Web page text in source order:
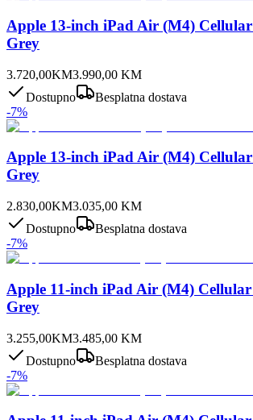
Apple 13-inch iPad Air (M4) Cellular
Grey
3.720,00KM3.990,00 KM
Dostupno
Besplatna dostava
-7%
Apple 13-inch iPad Air (M4) Cellular
Grey
2.830,00KM3.035,00 KM
Dostupno
Besplatna dostava
-7%
Apple 11-inch iPad Air (M4) Cellular
Grey
3.255,00KM3.485,00 KM
Dostupno
Besplatna dostava
-7%